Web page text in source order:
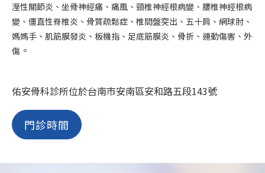
溼性關節炎、坐骨神經痛、痛風、頸椎神經根病變、腰椎神經根病
變 、 僵直性脊椎炎、骨質疏鬆症、椎間盤突出、五十肩、網球肘、
媽媽手、肌筋膜發炎、板機指、足底筋膜炎、骨折 、 運動傷害、外
傷 。
佑安骨科診所位於台南市安南區安和路五段143號
門診時間